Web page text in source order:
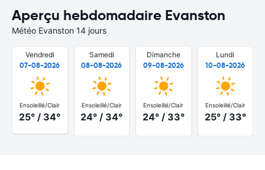
Aperçu hebdomadaire Evanston
Météo Evanston 14 jours
Vendredi
07-08-2026
Ensoleillé/Clair
25° / 34°
Samedi
08-08-2026
Ensoleillé/Clair
24° / 34°
Dimanche
09-08-2026
Ensoleillé/Clair
24° / 33°
Lundi
10-08-2026
Ensoleillé/Clair
25° / 33°